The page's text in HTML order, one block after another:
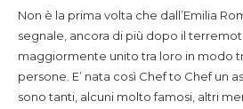
Non è la prima volta che dall’Emilia
segnale, ancora di più dopo il
maggiormente unito tra loro in modo
persone. E’ nata così Chef to Chef un
sono tanti, alcuni molto famosi, altri